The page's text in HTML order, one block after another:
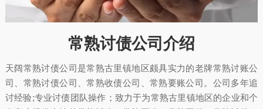
常熟讨债公司介绍
天阔常熟讨债公司是常熟古里镇地区颇具实力的老牌常熟讨账公
司、常熟讨债公司、常熟收债公司、常熟要账公司。公司多年追
讨经验;专业讨债团队操作；致力于为常熟古里镇地区的企业和个